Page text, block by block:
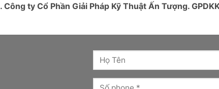
. Công ty Cổ Phần Giải Pháp Kỹ Thuật Ấn Tượng.